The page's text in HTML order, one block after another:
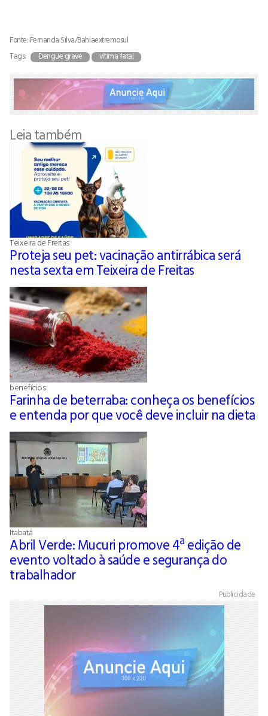
Fonte: Fernanda Silva/Bahiaextremosul
Tags:
Dengue grave vítima fatal
Leia também
Teixeira de Freitas
Proteja seu pet: vacinação antirrábica será
nesta sexta em Teixeira de Freitas
benefícios
Farinha de beterraba: conheça os benefícios
e entenda por que você deve incluir na dieta
Itabatã
Abril Verde: Mucuri promove 4ª edição de
evento voltado à saúde e segurança do
trabalhador
Publicidade